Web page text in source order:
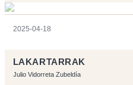
2025-04-18
LAKARTARRAK
Julio Vidorreta Zubeldía